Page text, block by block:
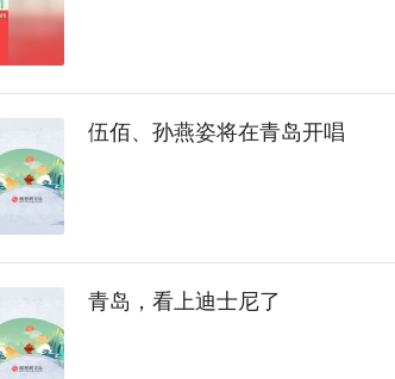
伍佰、孙燕姿将在青岛开唱
青岛，看上迪士尼了